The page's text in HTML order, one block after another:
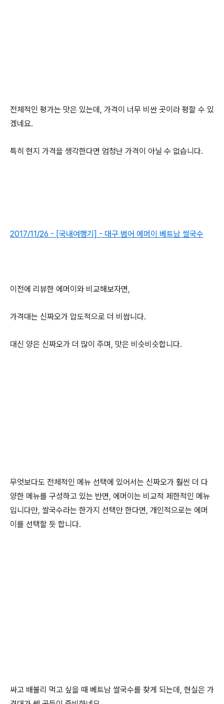
전체적인 평가는 맛은 있는데, 가격이 너무 비싼 곳이라 평할 수 있
겠네요.
특히 현지 가격을 생각한다면 엄청난 가격이 아닐 수 없습니다.
2017/11/26 - [국내여행기] - 대구 범어 에머이 베트남 쌀국수
이전에 리뷰한 에머이와 비교해보자면,
가격대는 신짜오가 압도적으로 더 비쌉니다.
대신 양은 신짜오가 더 많이 주며, 맛은 비슷비슷합니다.
무엇보다도 전체적인 메뉴 선택에 있어서는 신짜오가 훨씬 더 다
양한 메뉴를 구성하고 있는 반면, 에머이는 비교적 제한적인 메뉴
입니다만, 쌀국수라는 한가지 선택만 한다면, 개인적으로는 에머
이를 선택할 듯 합니다.
싸고 배불리 먹고 싶을 때 베트남 쌀국수를 찾게 되는데, 현실은 가